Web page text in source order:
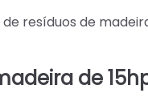
resíduos de
de